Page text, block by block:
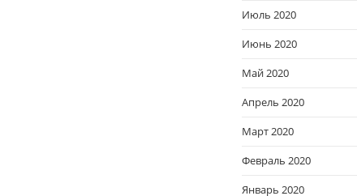
Июль 2020
Июнь 2020
Май 2020
Апрель 2020
Март 2020
Февраль 2020
Январь 2020